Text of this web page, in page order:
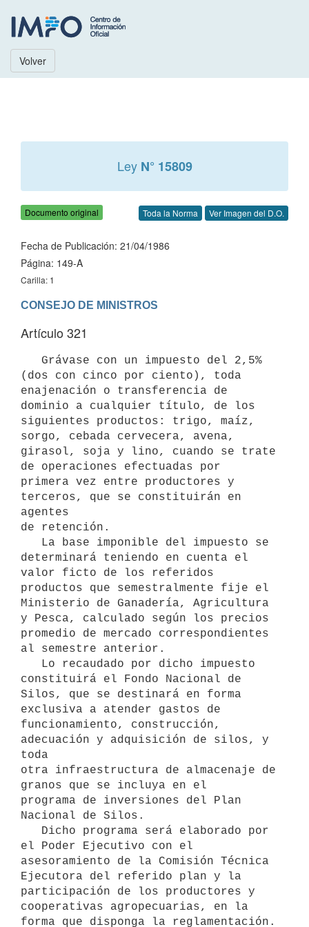
Volver
Ley N° 15809
Documento original Toda la Norma Ver Imagen del D.O.
Fecha de Publicación: 21/04/1986
Página: 149-A
Carilla: 1
CONSEJO DE MINISTROS
Artículo 321
(dos con cinco por ciento), toda
enajenación o transferencia de
dominio a cualquier título, de los
siguientes productos: trigo, maíz,
sorgo, cebada cervecera, avena,
girasol, soja y lino, cuando se trate
de operaciones efectuadas por
primera vez entre productores y
terceros, que se constituirán en
agentes
de retención.
determinará teniendo en cuenta el
valor ficto de los referidos
productos que semestralmente fije el
Ministerio de Ganadería, Agricultura
y Pesca, calculado según los precios
promedio de mercado correspondientes
al semestre anterior.
constituirá el Fondo Nacional de
Silos, que se destinará en forma
exclusiva a atender gastos de
funcionamiento, construcción,
adecuación y adquisición de silos, y
toda
otra infraestructura de almacenaje de
granos que se incluya en el
programa de inversiones del Plan
Nacional de Silos.
el Poder Ejecutivo con el
asesoramiento de la Comisión Técnica
Ejecutora del referido plan y la
participación de los productores y
cooperativas agropecuarias, en la
forma que disponga la reglamentación.